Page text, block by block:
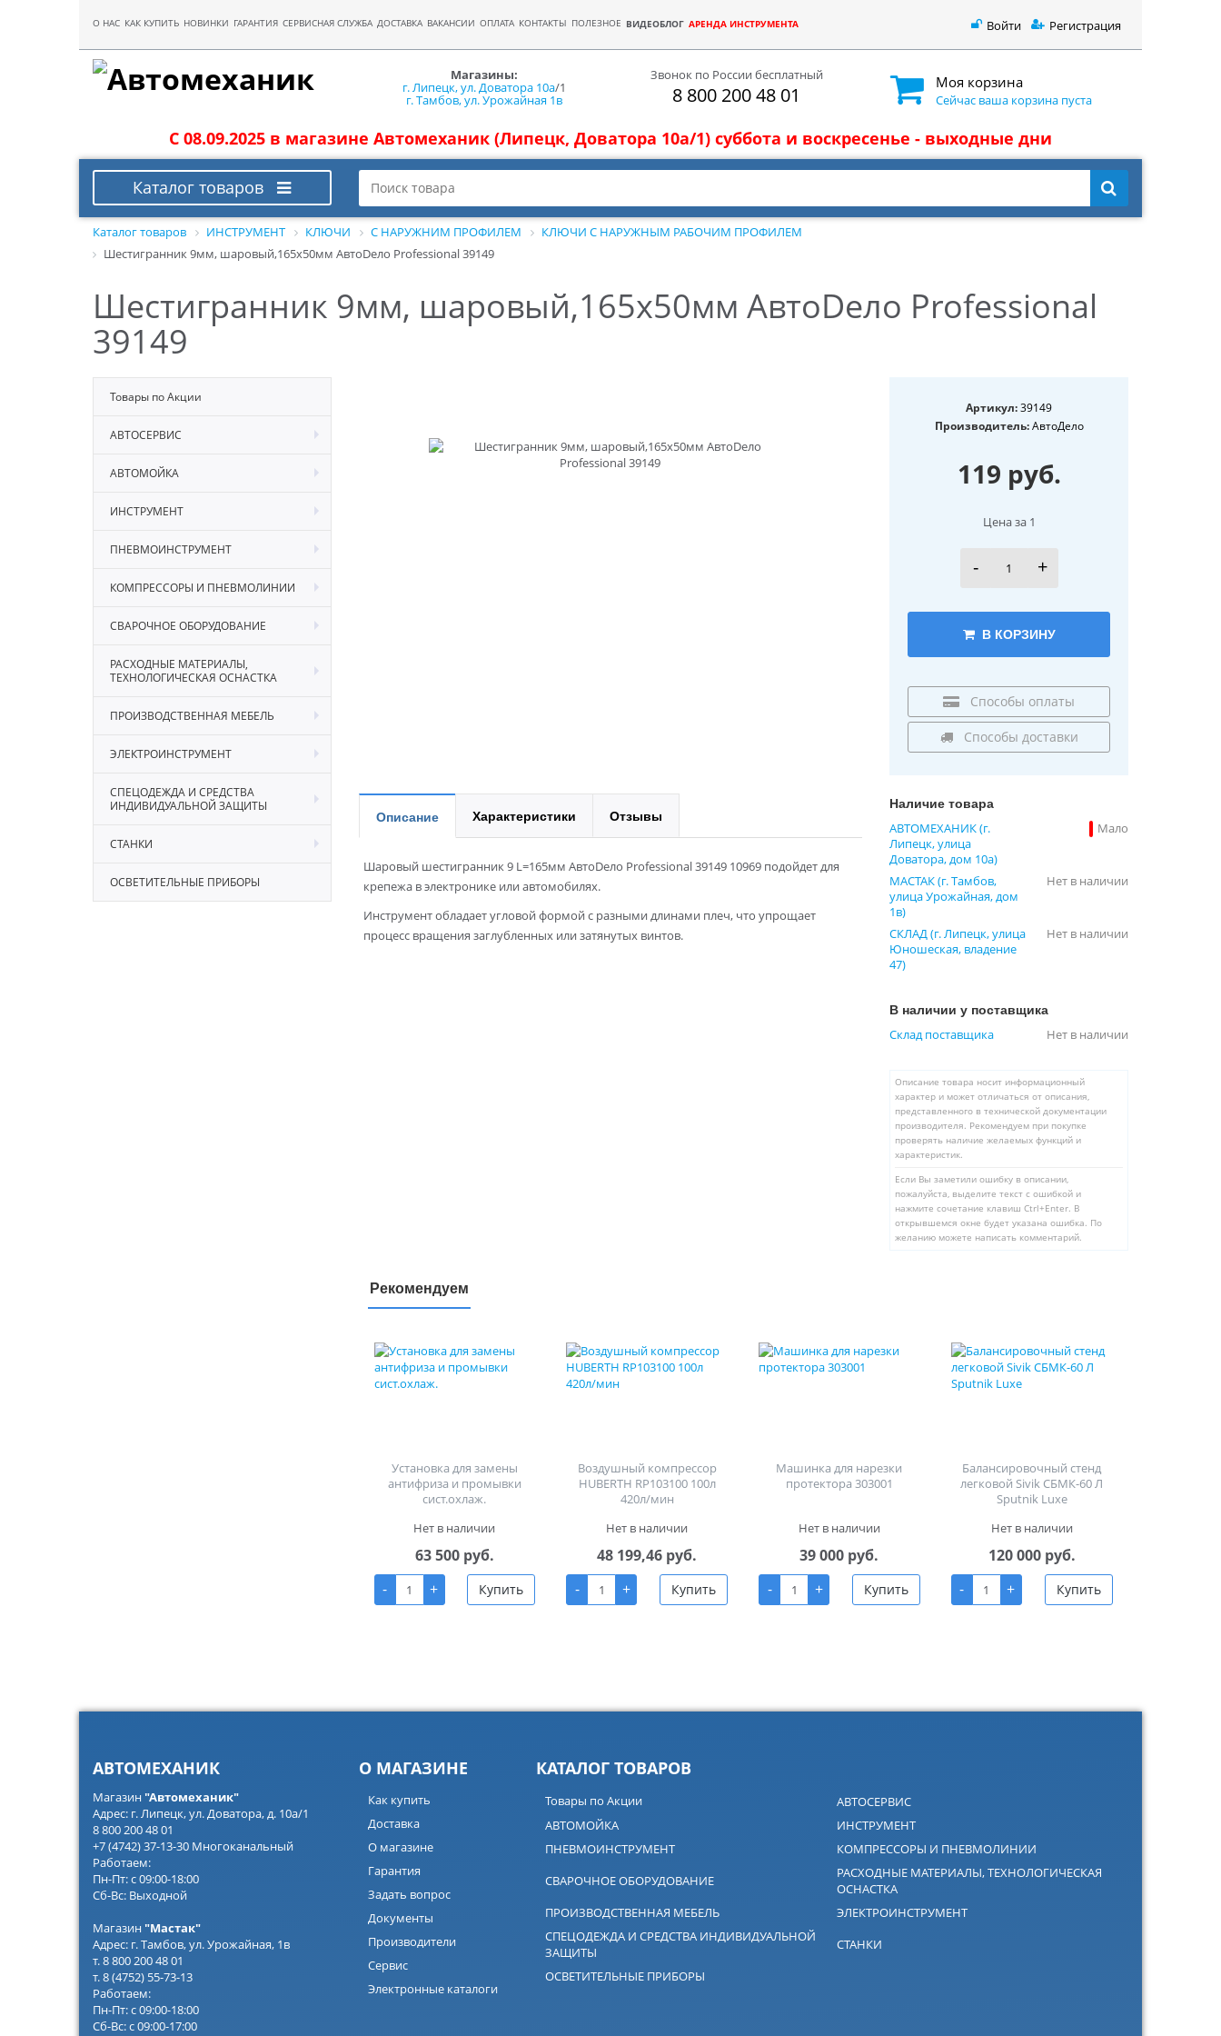
О НАС КАК КУПИТЬ НОВИНКИ ГАРАНТИЯ СЕРВИСНАЯ СЛУЖБА ДОСТАВКА ВАКАНСИИ ОПЛАТА КОНТАКТЫ ПОЛЕЗНОЕ ВИДЕОБЛОГ АРЕНДА ИНСТРУМЕНТА Войти Регистрация
Магазины:
г. Липецк, ул. Доватора 10а/1
г. Тамбов, ул. Урожайная 1в
Звонок по России бесплатный
8 800 200 48 01
Моя корзина
Сейчас ваша корзина пуста
С 08.09.2025 в магазине Автомеханик (Липецк, Доватора 10а/1) суббота и воскресенье - выходные дни
Каталог товаров
Каталог товаров ИНСТРУМЕНТ КЛЮЧИ С НАРУЖНИМ ПРОФИЛЕМ
КЛЮЧИ С НАРУЖНЫМ РАБОЧИМ ПРОФИЛЕМ
Шестигранник 9мм, шаровый,165х50мм АвтоDело Professional 39149
Шестигранник 9мм, шаровый,165х50мм АвтоDело Professional
39149
Товары по Акции
АВТОСЕРВИС
АВТОМОЙКА
ИНСТРУМЕНТ
ПНЕВМОИНСТРУМЕНТ
КОМПРЕССОРЫ И ПНЕВМОЛИНИИ
СВАРОЧНОЕ ОБОРУДОВАНИЕ
РАСХОДНЫЕ МАТЕРИАЛЫ,
ТЕХНОЛОГИЧЕСКАЯ ОСНАСТКА
ПРОИЗВОДСТВЕННАЯ МЕБЕЛЬ
ЭЛЕКТРОИНСТРУМЕНТ
СПЕЦОДЕЖДА И СРЕДСТВА
ИНДИВИДУАЛЬНОЙ ЗАЩИТЫ
СТАНКИ
ОСВЕТИТЕЛЬНЫЕ ПРИБОРЫ
Артикул:39149
Производитель:АвтоДело
119 руб.
Цена за 1
- +
В КОРЗИНУ
Способы оплаты
Способы доставки
Описание Характеристики Отзывы
Шаровый шестигранник 9 L=165мм АвтоDело Professional 39149 10969 подойдет для
крепежа в электронике или автомобилях.
Инструмент обладает угловой формой с разными длинами плеч, что упрощает
процесс вращения заглубленных или затянутых винтов.
Наличие товара
АВТОМЕХАНИК (г.
Липецк, улица
Доватора, дом 10а)
Мало
МАСТАК (г. Тамбов,
улица Урожайная, дом
1в)
Нет в наличии
СКЛАД (г. Липецк, улица
Юношеская, владение
47)
Нет в наличии
В наличии у поставщика
Склад поставщика Нет в наличии
Описание товара носит информационный
характер и может отличаться от описания,
представленного в технической документации
производителя. Рекомендуем при покупке
проверять наличие желаемых функций и
характеристик.
Если Вы заметили ошибку в описании,
пожалуйста, выделите текст с ошибкой и
нажмите сочетание клавиш Ctrl+Enter. В
открывшемся окне будет указана ошибка. По
желанию можете написать комментарий.
Рекомендуем
Установка для замены
антифриза и промывки
сист.охлаж.
Нет в наличии
63 500 руб.
-
+ Купить
Воздушный компрессор
HUBERTH RP103100 100л
420л/мин
Нет в наличии
48 199,46 руб.
-
+ Купить
Машинка для нарезки
протектора 303001
Нет в наличии
39 000 руб.
-
+ Купить
Балансировочный стенд
легковой Sivik СБМК-60 Л
Sputnik Luxe
Нет в наличии
120 000 руб.
-
+ Купить
АВТОМЕХАНИК
Магазин"Автомеханик"
Адрес: г. Липецк, ул. Доватора, д. 10а/1
8 800 200 48 01
+7 (4742) 37-13-30 Многоканальный
Работаем:
Пн-Пт: с 09:00-18:00
Сб-Вс: Выходной
Магазин "Мастак"
Адрес: г. Тамбов, ул. Урожайная, 1в
т. 8 800 200 48 01
т. 8 (4752) 55-73-13
Работаем:
Пн-Пт: с 09:00-18:00
Сб-Вс: с 09:00-17:00
О МАГАЗИНЕ
Как купить
Доставка
О магазине
Гарантия
Задать вопрос
Документы
Производители
Сервис
Электронные каталоги
КАТАЛОГ ТОВАРОВ
Товары по Акции
АВТОСЕРВИС
АВТОМОЙКА
ИНСТРУМЕНТ
ПНЕВМОИНСТРУМЕНТ
КОМПРЕССОРЫ И ПНЕВМОЛИНИИ
СВАРОЧНОЕ ОБОРУДОВАНИЕ
РАСХОДНЫЕ МАТЕРИАЛЫ, ТЕХНОЛОГИЧЕСКАЯ
ОСНАСТКА
ПРОИЗВОДСТВЕННАЯ МЕБЕЛЬ
ЭЛЕКТРОИНСТРУМЕНТ
СПЕЦОДЕЖДА И СРЕДСТВА ИНДИВИДУАЛЬНОЙ
ЗАЩИТЫ
СТАНКИ
ОСВЕТИТЕЛЬНЫЕ ПРИБОРЫ